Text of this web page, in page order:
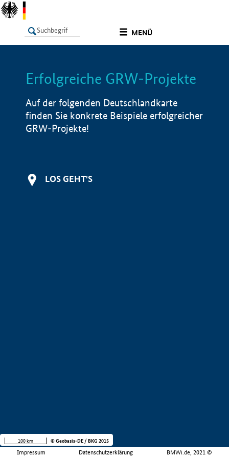
MENÜ
LISTE Info
Erfolgreiche GRW-Projekte
Auf der folgenden Deutschlandkarte
finden Sie konkrete Beispiele erfolgreicher
GRW-Projekte!
LOS GEHT'S
Impressum Datenschutzerklärung BMWi.de, 2021 ©
100 km © Geobasis-DE / BKG 2015